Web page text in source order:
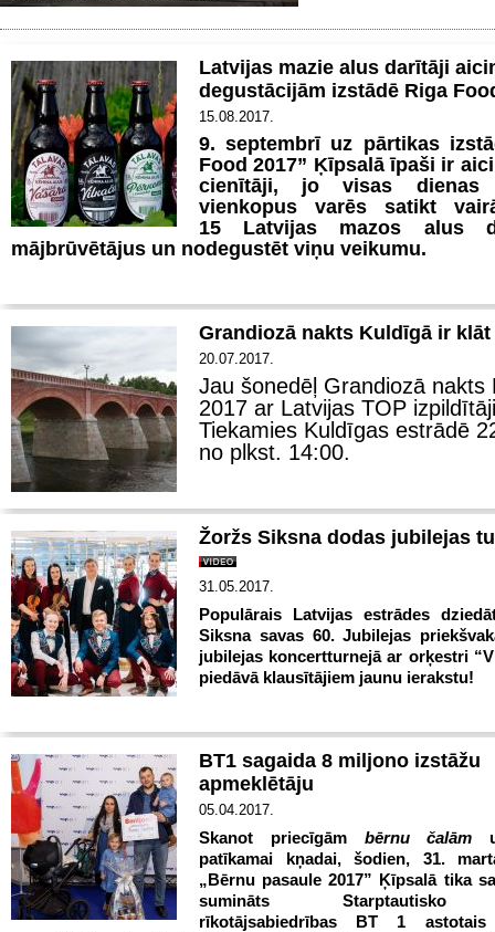
Latvijas mazie alus darītāji
degustācijām izstādē Riga
15.08.2017.
9. septembrī uz pārtikas
Food 2017” Ķīpsalā īpaši ir
cienītāji, jo visas dienas
vienkopus varēs satikt
15
Latvijas mazos alus
mājbrūvētājus un nodegustēt viņu veikumu.
Grandiozā nakts Kuldīgā ir klāt
20.07.2017.
Jau šonedēļ Grandiozā nakts
2017 ar Latvijas TOP
Tiekamies Kuldīgas estrādē
no plkst. 14:00.
Žoržs Siksna dodas jubilejas
31.05.2017.
Populārais Latvijas estrādes
Siksna savas 60. Jubilejas
jubilejas koncertturnejā ar orķestri
piedāvā klausītājiem jaunu ierakstu!
BT1 sagaida 8 miljono izstāžu
apmeklētāju
05.04.2017.
Skanot priecīgām bērnu čalām
patīkamai kņadai, šodien, 31.
„Bērnu pasaule 2017” Ķīpsalā tika
sumināts Starptautisko
rīkotājsabiedrības BT 1 astotais